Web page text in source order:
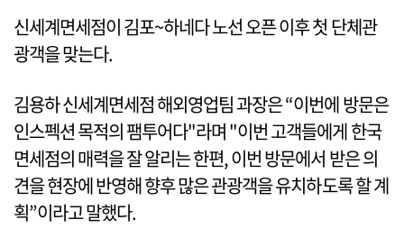
신세계면세점이 김포~하네다 노선 오픈 이후 첫 단체관
광객을 맞는다.
김용하 신세계면세점 해외영업팀 과장은 “이번에 방문은
인스펙션 목적의 팸투어다"라며 "이번 고객들에게 한국
면세점의 매력을 잘 알리는 한편, 이번 방문에서 받은 의
견을 현장에 반영해 향후 많은 관광객을 유치하도록 할 계
획”이라고 말했다.